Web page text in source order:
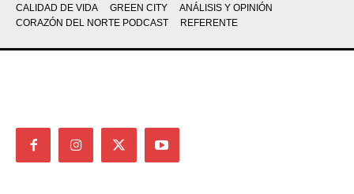
CALIDAD DE VIDA
GREEN CITY
ANÁLISIS Y OPINIÓN
CORAZÓN DEL NORTE PODCAST
REFERENTE